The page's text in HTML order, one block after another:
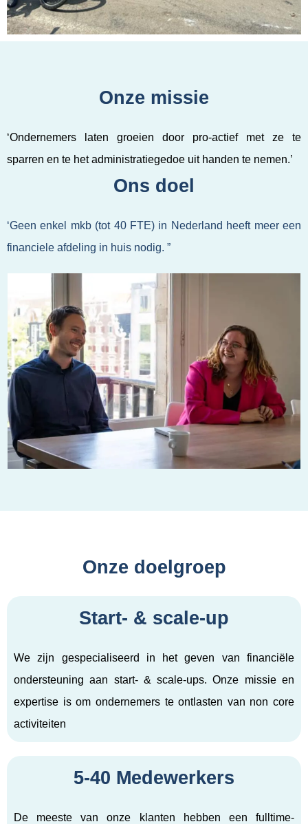
Onze missie
‘Ondernemers laten groeien door pro-actief met ze te
sparren en te het administratiegedoe uit handen te nemen.’
Ons doel
‘Geen enkel mkb (tot 40 FTE) in Nederland heeft meer een
financiele afdeling in huis nodig. ”
Onze doelgroep
Start- & scale-up
We zijn gespecialiseerd in het geven van financiële
ondersteuning aan start- & scale-ups. Onze missie en
expertise is om ondernemers te ontlasten van non core
activiteiten
5-40 Medewerkers
De meeste van onze klanten hebben een fulltime-